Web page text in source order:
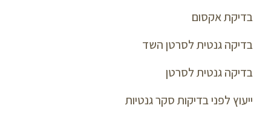
בדיקת אקסום
בדיקה גנטית לסרטן השד
בדיקה גנטית לסרטן
ייעוץ לפני בדיקות סקר גנטיות